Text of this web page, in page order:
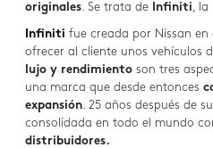
originales. Se trata de Infiniti ,
Infiniti fue creada por Nissan en
ofrecer al cliente unos vehículos
lujo y rendimientoson tres
una marca que desde entonces
expansión. 25 años después de
consolidada en todo el mundo
distribuidores.